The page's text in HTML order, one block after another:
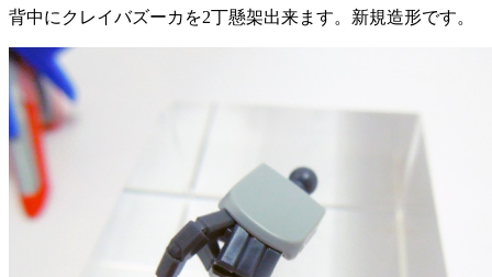
背中にクレイバズーカを2丁懸架出来ます。新規造形です。